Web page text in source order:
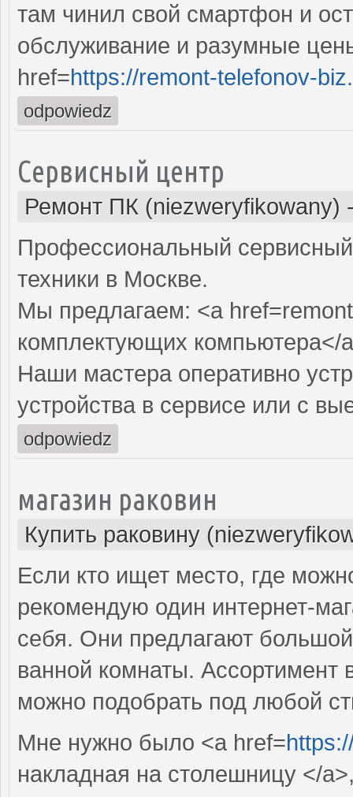
там чинил свой смартфон и
обслуживание и разумные
href=https://remont-telefonov-
odpowiedz
Сервисный центр
Ремонт ПК (niezweryfikowany)
Профессиональный
техники в Москве.
Мы предлагаем: <a
комплектующих компьютера</
Наши мастера оперативно
устройства в сервисе или с
odpowiedz
магазин раковин
Купить раковину
Если кто ищет место, где
рекомендую один интернет-
себя. Они предлагают
ванной комнаты. Ассортимент
можно подобрать под любой
Мне нужно было <a href=
накладная на столешницу </